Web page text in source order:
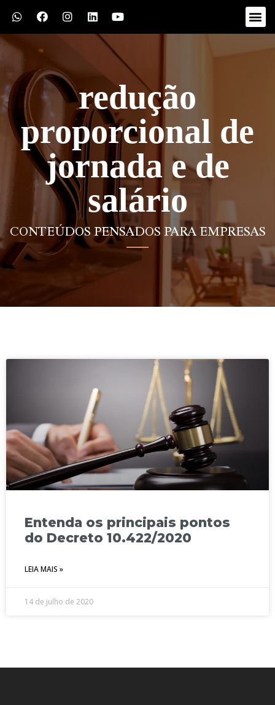
redução
proporcional de
jornada e de
salário
CONTEÚDOS PENSADOS PARA EMPRESAS
Entenda os principais pontos
do Decreto 10.422/2020
LEIA MAIS »
14 de julho de 2020